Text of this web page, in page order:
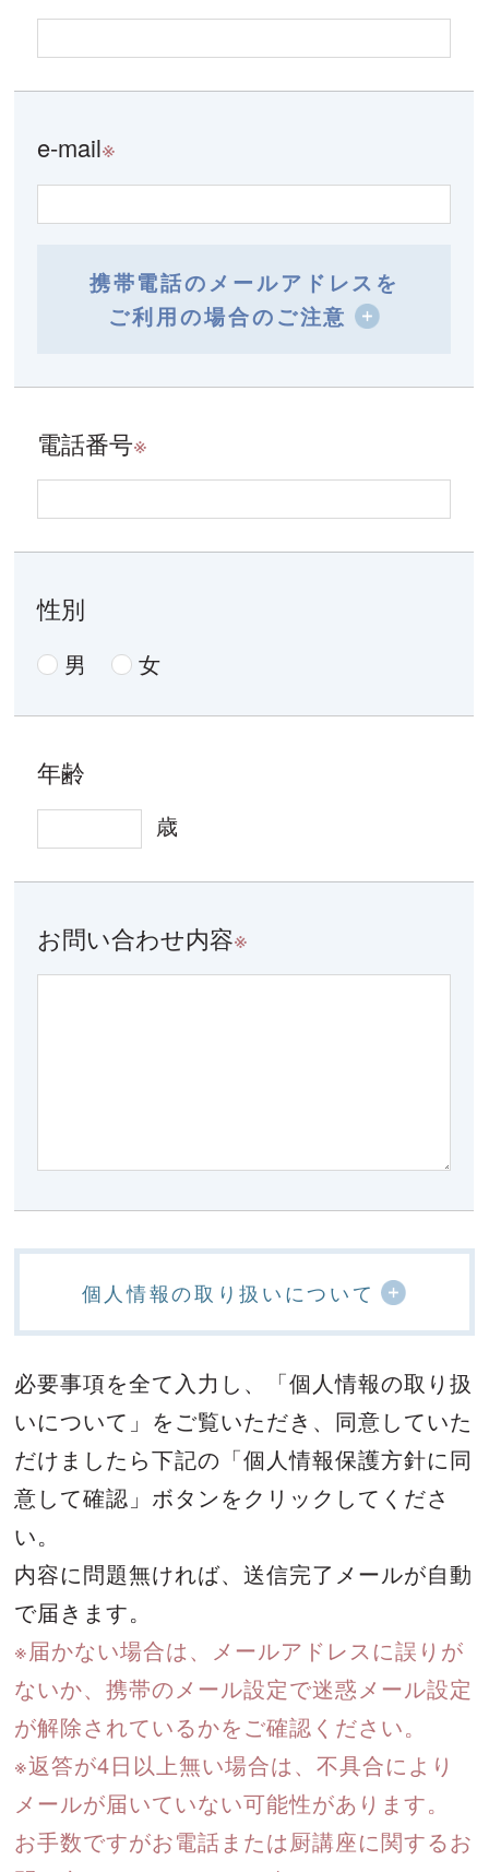
e-mail※
携帯電話のメールアドレスを
ご利用の場合のご注意
電話番号※
性別
男 女
年齢
歳
お問い合わせ内容※
個人情報の取り扱いについて
必要事項を全て入力し、「個人情報の取り扱
いについて」をご覧いただき、 同意していた
だけましたら下記の「個人情報保護方針に同
意して確認」ボタンをクリックしてくださ
い。
内容に問題無ければ、送信完了メールが自動
で届きます。
※届かない場合は、メールアドレスに誤りが
ないか、携帯のメール設定で迷惑メール設定
が解除されているかをご確認ください。
※返答が4日以上無い場合は、不具合により
メールが届いていない可能性があります。
お手数ですがお電話または厨講座に関するお